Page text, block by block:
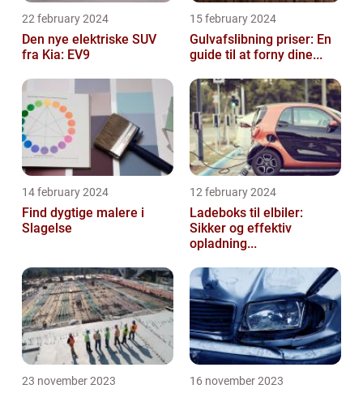
22 february 2024
Den nye elektriske SUV
fra Kia: EV9
15 february 2024
Gulvafslibning priser: En
guide til at forny dine...
14 february 2024
Find dygtige malere i
Slagelse
12 february 2024
Ladeboks til elbiler:
Sikker og effektiv
opladning...
23 november 2023 16 november 2023